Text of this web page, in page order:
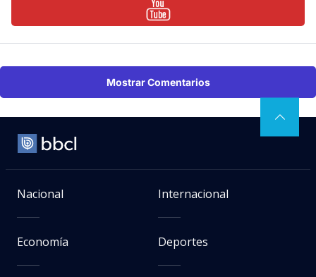
Mostrar Comentarios
Nacional Internacional
Economía Deportes